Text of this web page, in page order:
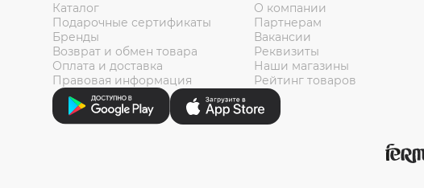
Каталог
Подарочные сертификаты
Бренды
Возврат и обмен товара
Оплата и доставка
Правовая информация
О компании
Партнерам
Вакансии
Реквизиты
Наши магазины
Рейтинг товаров